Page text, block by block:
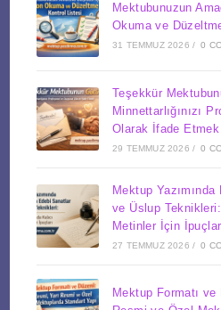
Mektubunuzun
Okuma ve
31 TEMMUZ 2026 / 0
Teşekkür
Minnettarlığınızı
Olarak İfade Etmek
29 TEMMUZ 2026 / 0
Mektup
ve Üslup
Metinler İçin
27 TEMMUZ 2026 / 0
Mektup Formatı ve